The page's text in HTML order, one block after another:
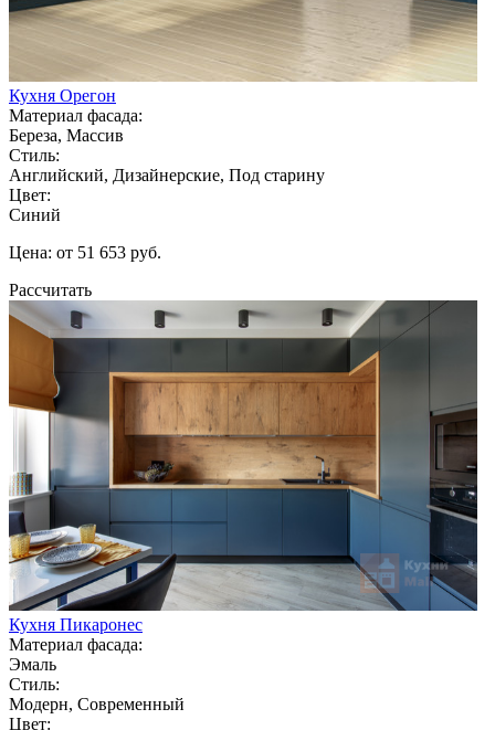
Кухня Орегон
Материал фасада:
Береза, Массив
Стиль:
Английский, Дизайнерские, Под старину
Цвет:
Синий
Цена: от 51 653 руб.
Рассчитать
Кухня Пикаронес
Материал фасада:
Эмаль
Стиль:
Модерн, Современный
Цвет: